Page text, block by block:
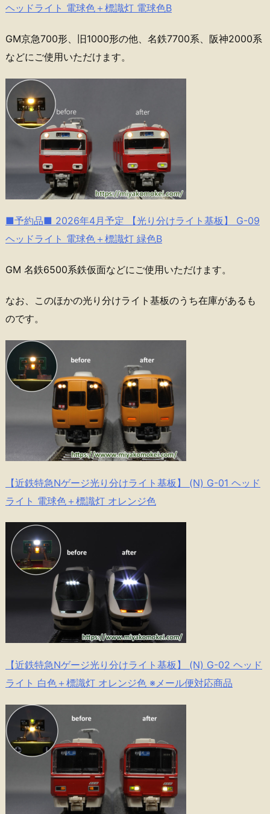
ヘッドライト 電球色＋標識灯 電球色B
GM京急700形、旧1000形の他、名鉄7700系、阪神2000系
などにご使用いただけます。
■予約品■ 2026年4月予定 【光り分けライト基板】 G-09
ヘッドライト 電球色＋標識灯 緑色B
GM 名鉄6500系鉄仮面などにご使用いただけます。
なお、このほかの光り分けライト基板のうち在庫があるも
のです。
【近鉄特急Nゲージ光り分けライト基板】 (N) G-01 ヘッド
ライト 電球色＋標識灯 オレンジ色
【近鉄特急Nゲージ光り分けライト基板】 (N) G-02 ヘッド
ライト 白色＋標識灯 オレンジ色 ※メール便対応商品